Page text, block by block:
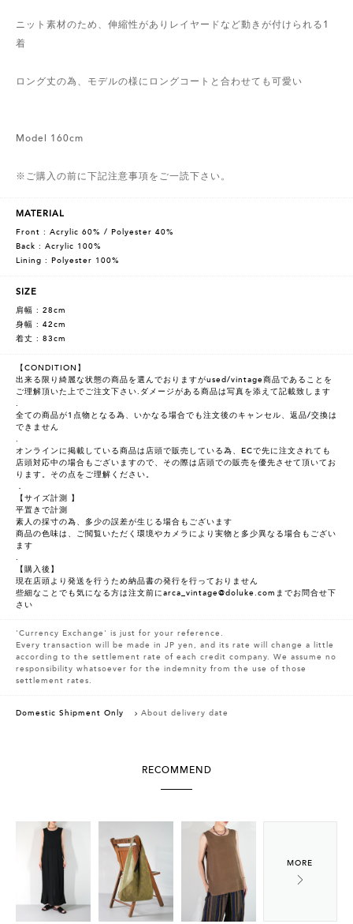
ニット素材のため、伸縮性がありレイヤードなど動きが付けられる1
着
ロング丈の為、モデルの様にロングコートと合わせても可愛い
Model 160cm
※ご購入の前に下記注意事項をご一読下さい。
MATERIAL
Front : Acrylic 60% / Polyester 40%
Back : Acrylic 100%
Lining : Polyester 100%
SIZE
肩幅 : 28cm
身幅 : 42cm
着丈 : 83cm
【CONDITION】
出来る限り綺麗な状態の商品を選んでおりますがused/vintage商品であることを
ご理解頂いた上でご注文下さい.ダメージがある商品は写真を添えて記載致します
.
全ての商品が1点物となる為、いかなる場合でも注文後のキャンセル、返品/交換は
できません
.
オンラインに掲載している商品は店頭で販売している為、ECで先に注文されても
店頭対応中の場合もございますので、その際は店頭での販売を優先させて頂いてお
ります。その点をご理解ください。
．
【サイズ計測 】
平置きで計測
素人の採寸の為、多少の誤差が生じる場合もございます
商品の色味は、ご閲覧いただく環境やカメラにより実物と多少異なる場合もござい
ます
.
【購入後】
現在店頭より発送を行うため納品書の発行を行っておりません
些細なことでも気になる方は注文前にarca_vintage@doluke.comまでお問合せ下
さい
'Currency Exchange' is just for your reference.
Every transaction will be made in JP yen, and its rate will change a little
according to the settlement rate of each credit company. We assume no
responsibility whatsoever for the indemnity from the use of those
settlement rates.
Domestic Shipment Only About delivery date
RECOMMEND